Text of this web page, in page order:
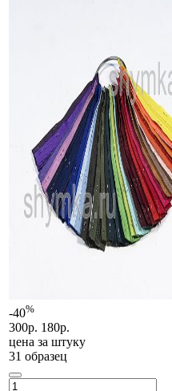
-40%
300р. 180р.
цена за штуку
31 образец